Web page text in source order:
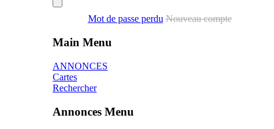
Mot de passe perdu Nouveau compte
Main Menu
ANNONCES
Cartes
Rechercher
Annonces Menu